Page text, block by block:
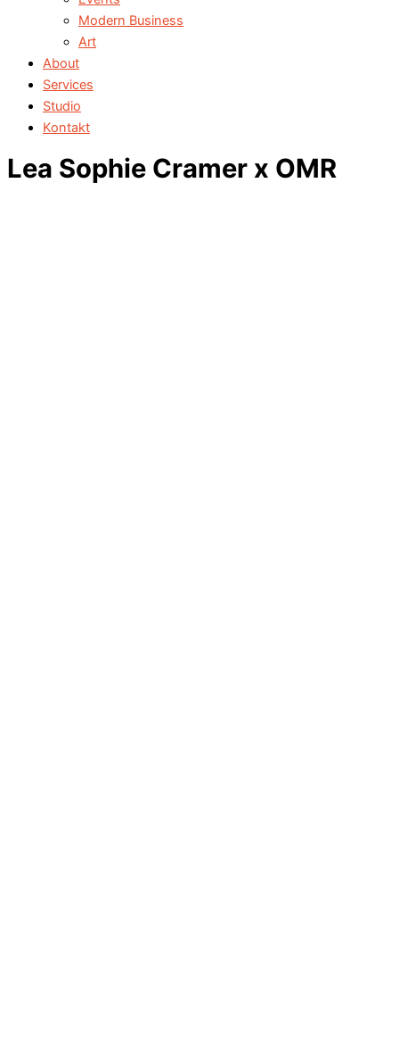
Modern Business
Art
About
Services
Studio
Kontakt
Lea Sophie Cramer x OMR